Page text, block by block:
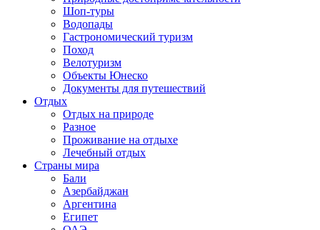
Шоп-туры
Водопады
Гастрономический туризм
Поход
Велотуризм
Объекты Юнеско
Документы для путешествий
Отдых
Отдых на природе
Разное
Проживание на отдыхе
Лечебный отдых
Страны мира
Бали
Азербайджан
Аргентина
Египет